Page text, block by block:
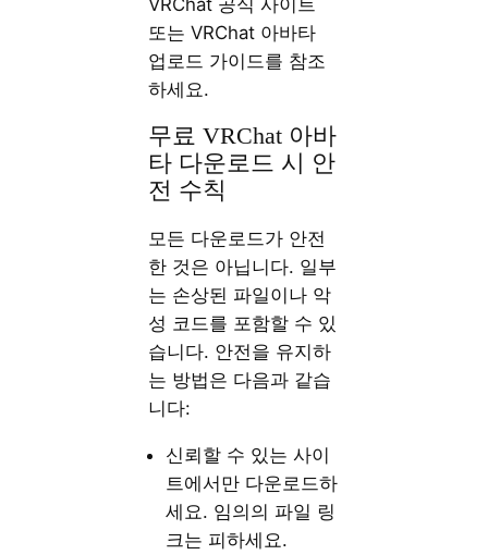
VRChat 공식 사이트
또는 VRChat 아바타
업로드 가이드를 참조
하세요.
무료 VRChat 아바
타 다운로드 시 안
전 수칙
모든 다운로드가 안전
한 것은 아닙니다. 일부
는 손상된 파일이나 악
성 코드를 포함할 수 있
습니다. 안전을 유지하
는 방법은 다음과 같습
니다:
신뢰할 수 있는 사이
트에서만 다운로드하
세요. 임의의 파일 링
크는 피하세요.